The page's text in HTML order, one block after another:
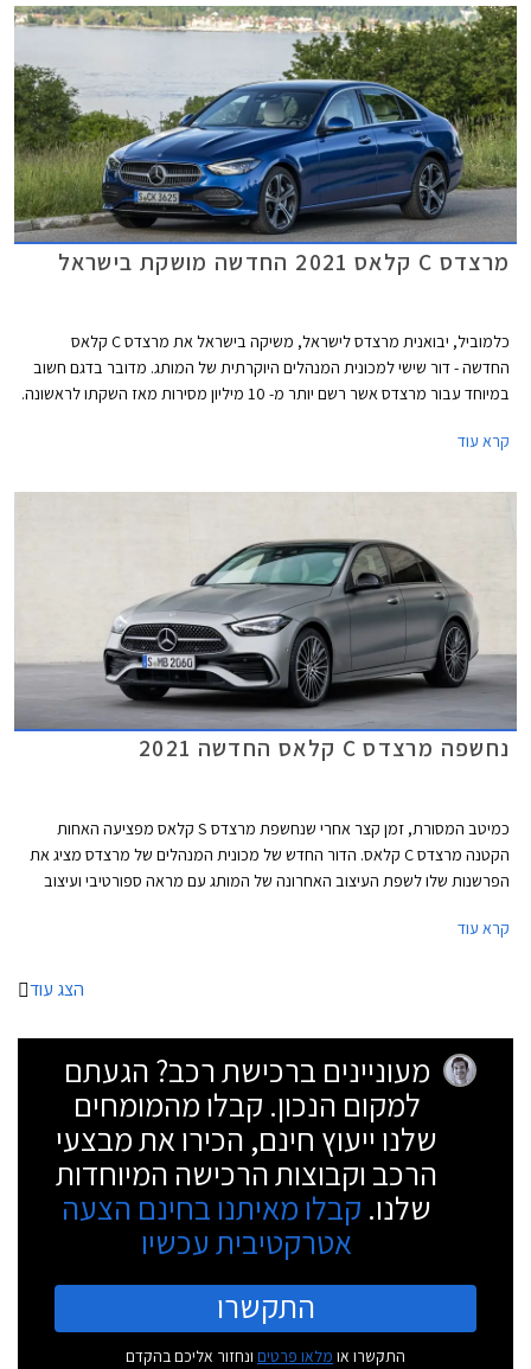
מרצדס C קלאס 2021 החדשה מושקת בישראל
כלמוביל, יבואנית מרצדס לישראל, משיקה בישראל את מרצדס C קלאס
החדשה - דור שישי למכונית המנהלים היוקרתית של המותג. מדובר בדגם חשוב
במיוחד עבור מרצדס אשר רשם יותר מ- 10 מיליון מסירות מאז השקתו לראשונה.
קרא עוד
נחשפה מרצדס C קלאס החדשה 2021
כמיטב המסורת, זמן קצר אחרי שנחשפת מרצדס S קלאס מפציעה האחות
הקטנה מרצדס C קלאס. הדור החדש של מכונית המנהלים של מרצדס מציג את
הפרשנות שלו לשפת העיצוב האחרונה של המותג עם מראה ספורטיבי ועיצוב
עיצוב הדופן נקי עם קו מותניים מעודן ובתחתית הדלתות חגורה בולטת המעניקה
אף הוא מציג עיצוב נאה עם זנב ספורטיבי בזכות קורות C מסיביות וקו חלונות
קרא עוד
הצג עוד
מעוניינים ברכישת רכב? הגעתם
למקום הנכון. קבלו מהמומחים
שלנו ייעוץ חינם, הכירו את מבצעי
הרכב וקבוצות הרכישה המיוחדות
שלנו. קבלו מאיתנו בחינם הצעה
אטרקטיבית עכשיו
התקשרו
התקשרו או מלאו פרטים ונחזור אליכם בהקדם